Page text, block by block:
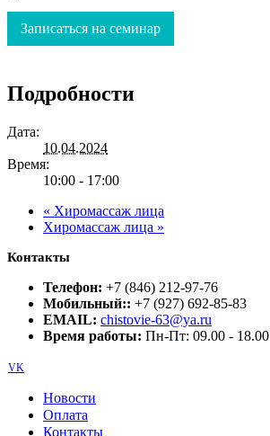
Записаться на семинар
Подробности
Дата:
10.04.2024
Время:
10:00 - 17:00
« Хиромассаж лица
Хиромассаж лица »
Контакты
Телефон: +7 (846) 212-97-76
Мобильный:: +7 (927) 692-85-83
EMAIL: chistovie-63@ya.ru
Время работы: Пн-Пт: 09.00 - 18.00
VK
Новости
Оплата
Контакты